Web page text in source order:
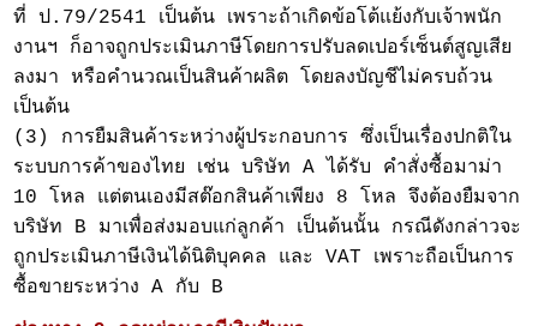
ที่ ป.79/2541 เป็นต้น เพราะถ้าเกิดข้อโต้แย้งกับเจ้าพนัก
งานฯ ก็อาจถูกประเมินภาษีโดยการปรับลดเปอร์เซ็นต์สูญเสีย
ลงมา หรือคำนวณเป็นสินค้าผลิต โดยลงบัญชีไม่ครบถ้วน
เป็นต้น
(3) การยืมสินค้าระหว่างผู้ประกอบการ ซึ่งเป็นเรื่องปกติใน
ระบบการค้าของไทย เช่น บริษัท A ได้รับ คำสั่งซื้อมาม่า
10 โหล แต่ตนเองมีสต๊อกสินค้าเพียง 8 โหล จึงต้องยืมจาก
บริษัท B มาเพื่อส่งมอบแก่ลูกค้า เป็นต้นนั้น กรณีดังกล่าวจะ
ถูกประเมินภาษีเงินได้นิติบุคคล และ VAT เพราะถือเป็นการ
ซื้อขายระหว่าง A กับ B